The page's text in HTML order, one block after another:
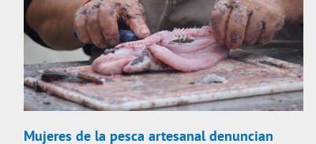
Mujeres de la pesca artesanal denuncian